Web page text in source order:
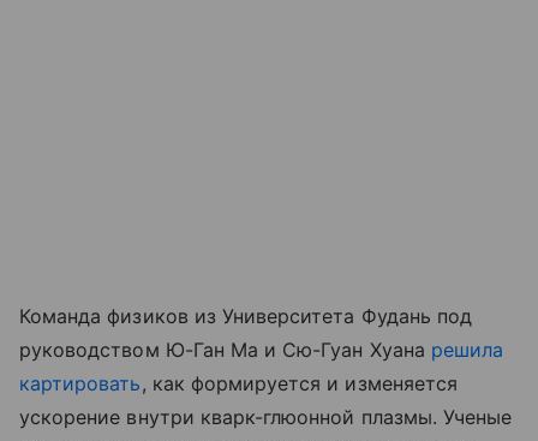
Команда физиков из Университета Фудань под
руководством Ю-Ган Ма и Сю-Гуан Хуана решила
картировать, как формируется и изменяется
ускорение внутри кварк-глюонной плазмы. Ученые